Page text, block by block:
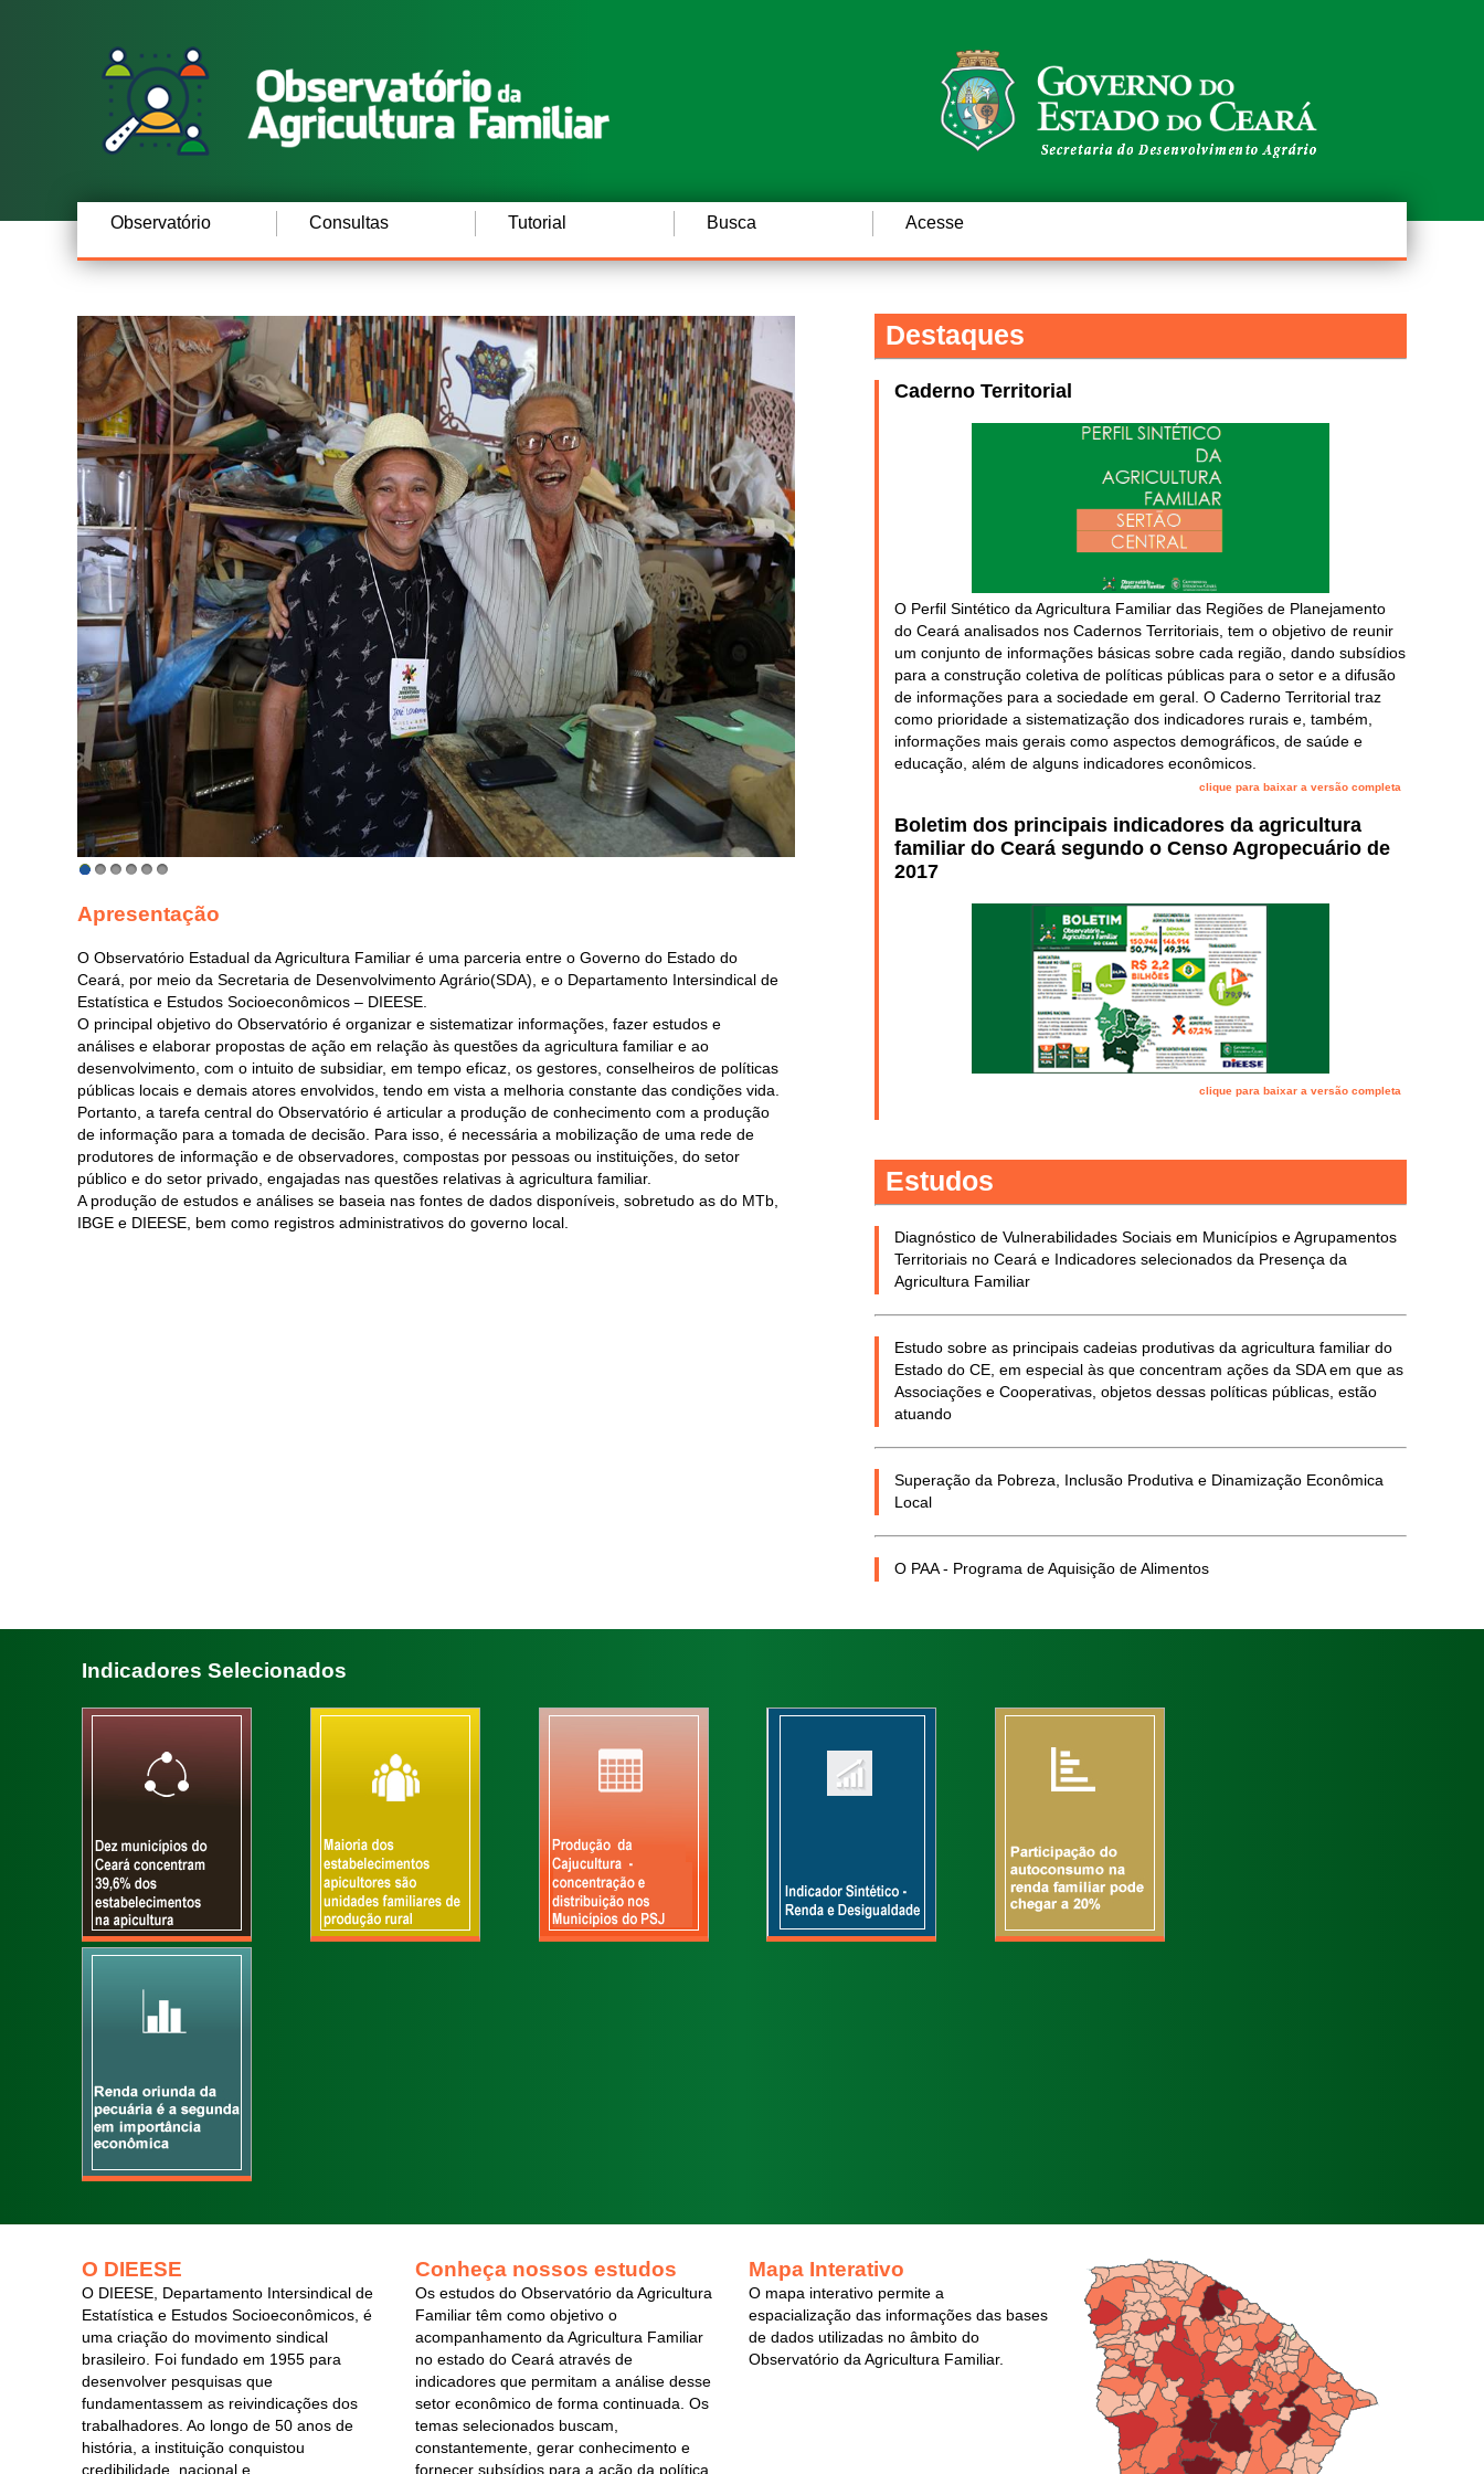
Observatório Consultas Tutorial Busca Acesse
Destaques
Caderno Territorial
O Perfil Sintético da Agricultura Familiar das Regiões de Planejamento
do Ceará analisados nos Cadernos Territoriais, tem o objetivo de reunir
um conjunto de informações básicas sobre cada região, dando subsídios
para a construção coletiva de políticas públicas para o setor e a difusão
de informações para a sociedade em geral. O Caderno Territorial traz
como prioridade a sistematização dos indicadores rurais e, também,
informações mais gerais como aspectos demográficos, de saúde e
educação, além de alguns indicadores econômicos.
clique para baixar a versão completa
Boletim dos principais indicadores da agricultura
familiar do Ceará segundo o Censo Agropecuário de
2017
clique para baixar a versão completa
Estudos
Diagnóstico de Vulnerabilidades Sociais em Municípios e Agrupamentos
Territoriais no Ceará e Indicadores selecionados da Presença da
Agricultura Familiar
Estudo sobre as principais cadeias produtivas da agricultura familiar do
Estado do CE, em especial às que concentram ações da SDA em que as
Associações e Cooperativas, objetos dessas políticas públicas, estão
atuando
Superação da Pobreza, Inclusão Produtiva e Dinamização Econômica
Local
O PAA - Programa de Aquisição de Alimentos
Apresentação
O Observatório Estadual da Agricultura Familiar é uma parceria entre o Governo do Estado do
Ceará, por meio da Secretaria de Desenvolvimento Agrário(SDA), e o Departamento Intersindical de
Estatística e Estudos Socioeconômicos – DIEESE.
O principal objetivo do Observatório é organizar e sistematizar informações, fazer estudos e
análises e elaborar propostas de ação em relação às questões da agricultura familiar e ao
desenvolvimento, com o intuito de subsidiar, em tempo eficaz, os gestores, conselheiros de políticas
públicas locais e demais atores envolvidos, tendo em vista a melhoria constante das condições vida.
Portanto, a tarefa central do Observatório é articular a produção de conhecimento com a produção
de informação para a tomada de decisão. Para isso, é necessária a mobilização de uma rede de
produtores de informação e de observadores, compostas por pessoas ou instituições, do setor
público e do setor privado, engajadas nas questões relativas à agricultura familiar.
A produção de estudos e análises se baseia nas fontes de dados disponíveis, sobretudo as do MTb,
IBGE e DIEESE, bem como registros administrativos do governo local.
Indicadores Selecionados
O DIEESE
O DIEESE, Departamento Intersindical de
Estatística e Estudos Socioeconômicos, é
uma criação do movimento sindical
brasileiro. Foi fundado em 1955 para
desenvolver pesquisas que
fundamentassem as reivindicações dos
trabalhadores. Ao longo de 50 anos de
história, a instituição conquistou
credibilidade, nacional e
Conheça nossos estudos
Os estudos do Observatório da Agricultura
Familiar têm como objetivo o
acompanhamento da Agricultura Familiar
no estado do Ceará através de
indicadores que permitam a análise desse
setor econômico de forma continuada. Os
temas selecionados buscam,
constantemente, gerar conhecimento e
fornecer subsídios para a ação da política
Mapa Interativo
O mapa interativo permite a
espacialização das informações das bases
de dados utilizadas no âmbito do
Observatório da Agricultura Familiar.